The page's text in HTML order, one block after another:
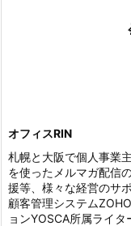
オフィスRIN
札幌と大阪で個人事業
を使ったメルマガ配信
援等、様々な経営のサ
顧客管理システム
ョンYOSCA所属ライタ